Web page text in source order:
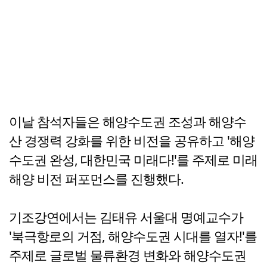
이날 참석자들은 해양수도권 조성과 해양수
산 경쟁력 강화를 위한 비전을 공유하고 '해양
수도권 완성, 대한민국 미래다!'를 주제로 미래
해양 비전 퍼포먼스를 진행했다.
기조강연에서는 김태유 서울대 명예교수가
'북극항로의 거점, 해양수도권 시대를 열자!'를
주제로 글로벌 물류환경 변화와 해양수도권